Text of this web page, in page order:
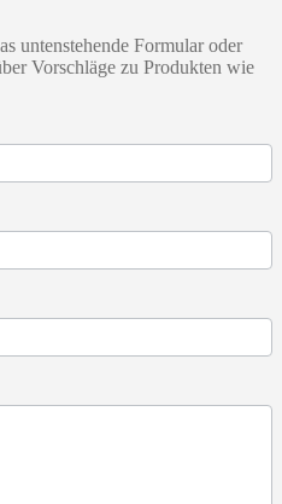
untenstehende Formular oder
Vorschläge zu Produkten wie